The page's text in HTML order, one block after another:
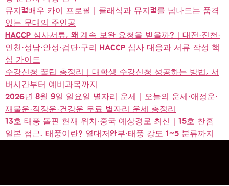
뮤지컬배우 카이 프로필｜클래식과 뮤지컬를 넘나드는 품격
있는 무대의 주인공
HACCP 심사서류, 왜 계속 보완 요청을 받을까?｜대전·진천·
인천·성남·안성·검단·구리 HACCP 심사 대응과 서류 작성 핵
심 가이드
수강신청 꿀팁 총정리｜대학생 수강신청 성공하는 방법, 서
버시간부터 예비과목까지
2026년 8월 9일 일요일 별자리 운세｜오늘의 운세·애정운·
재물운·직장운·건강운 무료 별자리 운세 총정리
13호 태풍 돌핀 현재 위치·중국 예상경로 최신｜15호 찬홈
일본 접근, 태풍이란? 열대저압부·태풍 강도 1~5 분류까지